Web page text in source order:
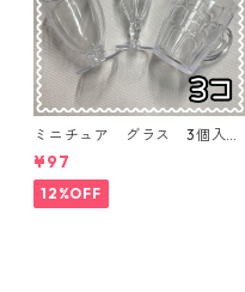
ミニチュア グラス 3個入り
【MNT-GLS-3P-01】
¥97
12%OFF